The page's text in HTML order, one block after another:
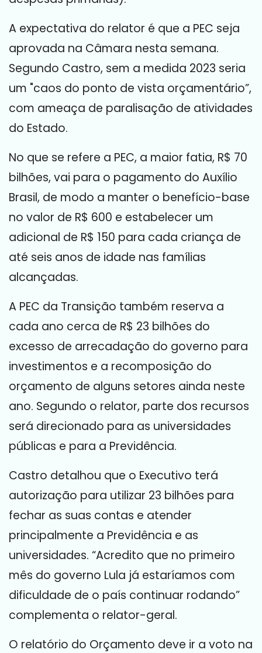
A expectativa do relator é que a PEC seja
aprovada na Câmara nesta semana.
Segundo Castro, sem a medida 2023 seria
um "caos do ponto de vista orçamentário”,
com ameaça de paralisação de atividades
do Estado.
No que se refere a PEC, a maior fatia, R$ 70
bilhões, vai para o pagamento do Auxílio
Brasil, de modo a manter o benefício-base
no valor de R$ 600 e estabelecer um
adicional de R$ 150 para cada criança de
até seis anos de idade nas famílias
alcançadas.
A PEC da Transição também reserva a
cada ano cerca de R$ 23 bilhões do
excesso de arrecadação do governo para
investimentos e a recomposição do
orçamento de alguns setores ainda neste
ano. Segundo o relator, parte dos recursos
será direcionado para as universidades
públicas e para a Previdência.
Castro detalhou que o Executivo terá
autorização para utilizar 23 bilhões para
fechar as suas contas e atender
principalmente a Previdência e as
universidades. “Acredito que no primeiro
mês do governo Lula já estaríamos com
dificuldade de o país continuar rodando”
complementa o relator-geral.
O relatório do Orçamento deve ir a voto na